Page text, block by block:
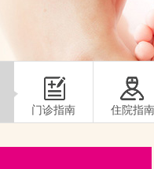
门诊指南 住院指南